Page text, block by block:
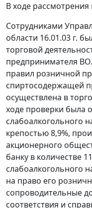
В ходе
Сотрудниками
области 16.01.03 г.
торговой
предпринимателя
правил розничной
спиртосодержащей
осуществлена в
ходе проверки была
слабоалкогольного
крепостью 8,9%,
акционерного
банку в количестве
слабоалкогольного
на право его
сопроводительные
соответствия и